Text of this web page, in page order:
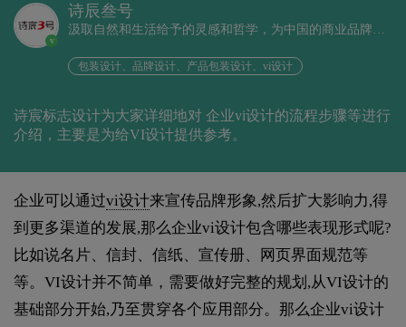
v
诗辰叁号
汲取自然和生活给予的灵感和哲学，为中国的商业品牌发
包装设计、品牌设计、产品包装设计、vi设计
诗宸标志设计为大家详细地对 企业vi设计的流程步骤等进行
介绍，主要是为给VI设计提供参考。
企业可以通过vi设计来宣传品牌形象,然后扩大影响力,得
到更多渠道的发展,那么企业vi设计包含哪些表现形式呢?
比如说名片、信封、信纸、宣传册、网页界面规范等
等。VI设计并不简单，需要做好完整的规划,从VI设计的
基础部分开始,乃至贯穿各个应用部分。那么企业vi设计